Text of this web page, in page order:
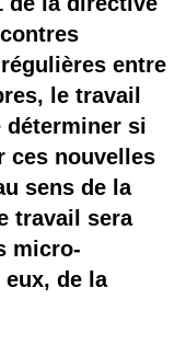
entre
le travail
déterminer si
ces nouvelles
sens de la
travail sera
micro-
de la